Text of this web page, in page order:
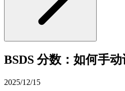
BSDS 分数：如何手动
2025/12/15